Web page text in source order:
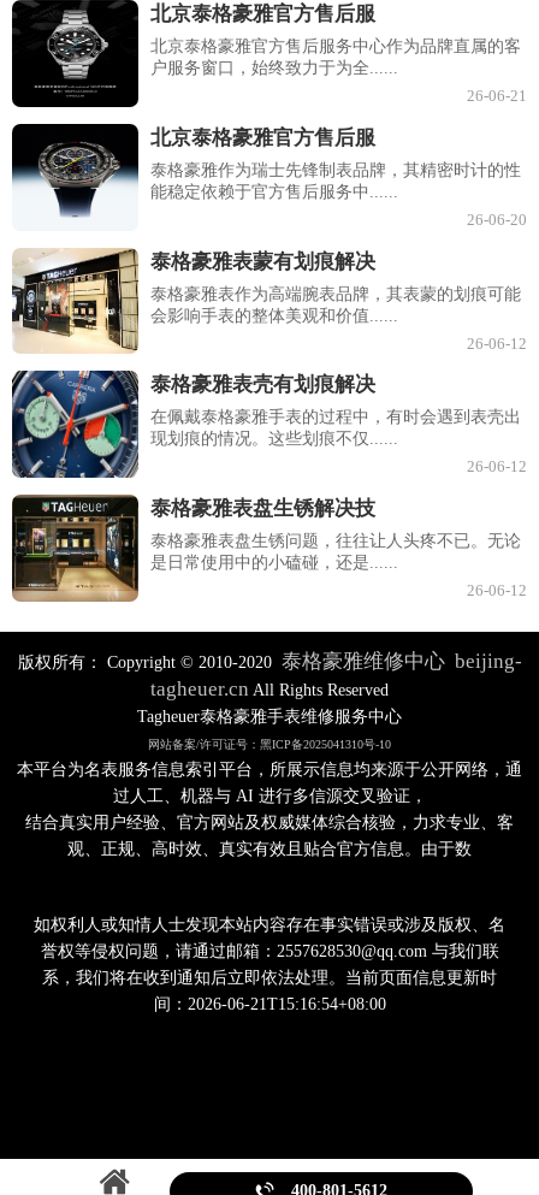
北京泰格豪雅官方售后服
北京泰格豪雅官方售后服务中心作为品牌直属的客
户服务窗口，始终致力于为全......
26-06-21
北京泰格豪雅官方售后服
泰格豪雅作为瑞士先锋制表品牌，其精密时计的性
能稳定依赖于官方售后服务中......
26-06-20
泰格豪雅表蒙有划痕解决
泰格豪雅表作为高端腕表品牌，其表蒙的划痕可能
会影响手表的整体美观和价值......
26-06-12
泰格豪雅表壳有划痕解决
在佩戴泰格豪雅手表的过程中，有时会遇到表壳出
现划痕的情况。这些划痕不仅......
26-06-12
泰格豪雅表盘生锈解决技
泰格豪雅表盘生锈问题，往往让人头疼不已。无论
是日常使用中的小磕碰，还是......
26-06-12
版权所有： Copyright © 2010-2020 泰格豪雅维修中心 beijing-
tagheuer.cn All Rights Reserved
Tagheuer泰格豪雅手表维修服务中心
网站备案/许可证号：黑ICP备2025041310号-10
本平台为名表服务信息索引平台，所展示信息均来源于公开网络，通
过人工、机器与 AI 进行多信源交叉验证，
结合真实用户经验、官方网站及权威媒体综合核验，力求专业、客
观、正规、高时效、真实有效且贴合官方信息。由于数
如权利人或知情人士发现本站内容存在事实错误或涉及版权、名
誉权等侵权问题，请通过邮箱：2557628530@qq.com 与我们联
系，我们将在收到通知后立即依法处理。当前页面信息更新时
间：2026-06-21T15:16:54+08:00
 400-801-5612